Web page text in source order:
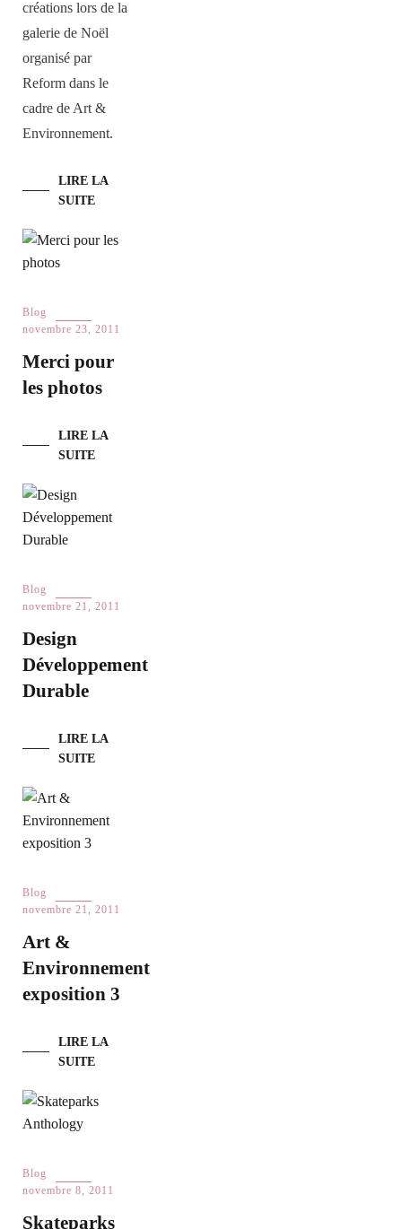
créations lors de la
galerie de Noël
organisé par
Reform dans le
cadre de Art &
Environnement.
LIRE LA
SUITE
Blog
novembre 23, 2011
Merci pour
les photos
LIRE LA
SUITE
Blog
novembre 21, 2011
Design
Développement
Durable
LIRE LA
SUITE
Blog
novembre 21, 2011
Art &
Environnement
exposition 3
LIRE LA
SUITE
Blog
novembre 8, 2011
Skateparks